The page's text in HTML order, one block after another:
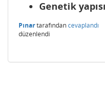
Genetik yapısı
Pınartarafındancevaplandı
düzenlendi